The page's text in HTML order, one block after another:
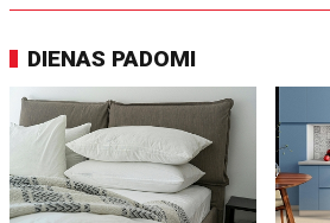
DIENAS PADOMI